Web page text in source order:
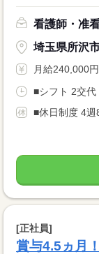
看護師・准
埼玉県所沢
月給240,000
■シフト 2交代
■休日制度 4週
[正社員]
賞与4.5ヵ月